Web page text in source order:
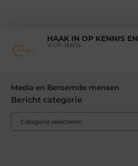
HAAK IN OP KENNIS EN
V.I.P. Baits
Media en Beroemde mensen
Bericht categorie